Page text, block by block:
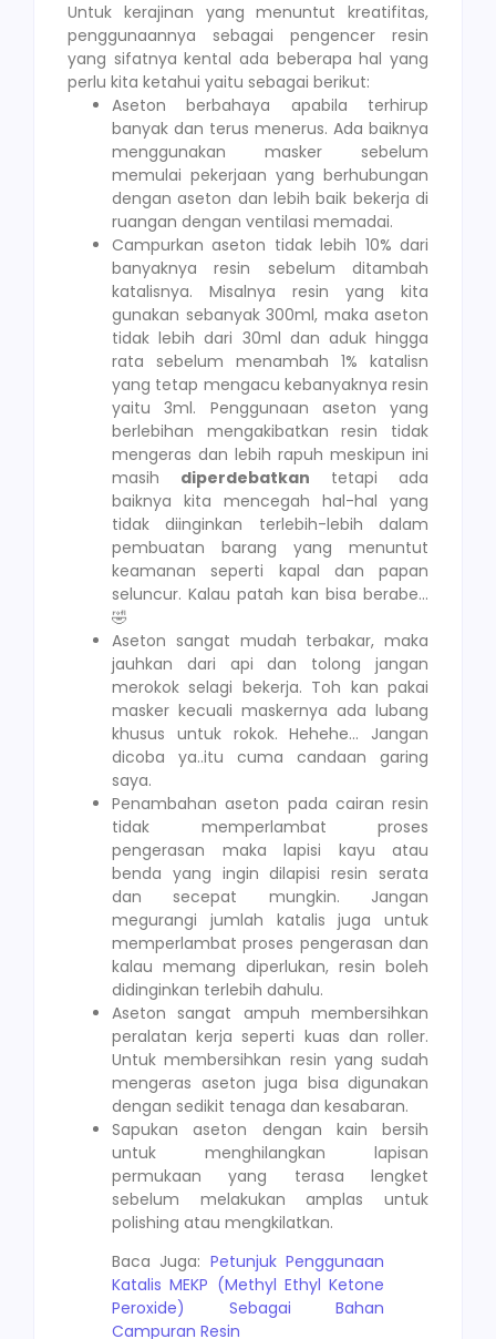
Untuk kerajinan yang menuntut kreatifitas,
penggunaannya sebagai pengencer resin
yang sifatnya kental ada beberapa hal yang
perlu kita ketahui yaitu sebagai berikut:
Aseton berbahaya apabila terhirup
banyak dan terus menerus. Ada baiknya
menggunakan masker sebelum
memulai pekerjaan yang berhubungan
dengan aseton dan lebih baik bekerja di
ruangan dengan ventilasi memadai.
Campurkan aseton tidak lebih 10% dari
banyaknya resin sebelum ditambah
katalisnya. Misalnya resin yang kita
gunakan sebanyak 300ml, maka aseton
tidak lebih dari 30ml dan aduk hingga
rata sebelum menambah 1% katalisn
yang tetap mengacu kebanyaknya resin
yaitu 3ml. Penggunaan aseton yang
berlebihan mengakibatkan resin tidak
mengeras dan lebih rapuh meskipun ini
masih diperdebatkan tetapi ada
baiknya kita mencegah hal-hal yang
tidak diinginkan terlebih-lebih dalam
pembuatan barang yang menuntut
keamanan seperti kapal dan papan
seluncur. Kalau patah kan bisa berabe…
🤣
Aseton sangat mudah terbakar, maka
jauhkan dari api dan tolong jangan
merokok selagi bekerja. Toh kan pakai
masker kecuali maskernya ada lubang
khusus untuk rokok. Hehehe… Jangan
dicoba ya..itu cuma candaan garing
saya.
Penambahan aseton pada cairan resin
tidak memperlambat proses
pengerasan maka lapisi kayu atau
benda yang ingin dilapisi resin serata
dan secepat mungkin. Jangan
megurangi jumlah katalis juga untuk
memperlambat proses pengerasan dan
kalau memang diperlukan, resin boleh
didinginkan terlebih dahulu.
Aseton sangat ampuh membersihkan
peralatan kerja seperti kuas dan roller.
Untuk membersihkan resin yang sudah
mengeras aseton juga bisa digunakan
dengan sedikit tenaga dan kesabaran.
Sapukan aseton dengan kain bersih
untuk menghilangkan lapisan
permukaan yang terasa lengket
sebelum melakukan amplas untuk
polishing atau mengkilatkan.
Baca Juga: Petunjuk Penggunaan
Katalis MEKP (Methyl Ethyl Ketone
Peroxide) Sebagai Bahan
Campuran Resin